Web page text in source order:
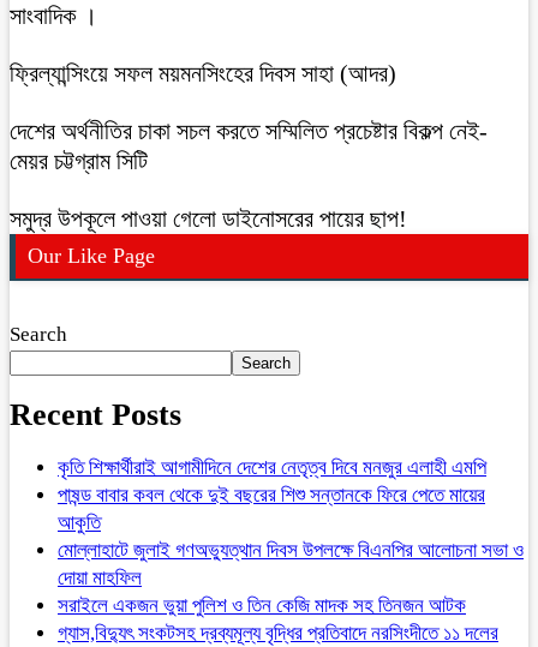
সাংবাদিক ।
ফ্রিল্যান্সিংয়ে সফল ময়মনসিংহের দিবস সাহা (আদর)
দেশের অর্থনীতির চাকা সচল করতে সম্মিলিত প্রচেষ্টার বিকল্প নেই-
মেয়র চট্টগ্রাম সিটি
সমুদ্র উপকূলে পাওয়া গেলো ডাইনোসরের পায়ের ছাপ!
Our Like Page
Search
Search
Recent Posts
কৃতি শিক্ষার্থীরাই আগামীদিনে দেশের নেতৃত্ব দিবে মনজুর এলাহী এমপি
পাষন্ড বাবার কবল থেকে দুই বছরের শিশু সন্তানকে ফিরে পেতে মায়ের
আকুতি
মোল্লাহাটে জুলাই গণঅভ্যুত্থান দিবস উপলক্ষে বিএনপির আলোচনা সভা ও
দোয়া মাহফিল
সরাইলে একজন ভুয়া পুলিশ ও তিন কেজি মাদক সহ তিনজন আটক
গ্যাস,বিদ্যুৎ সংকটসহ দ্রব্যমূল্য বৃদ্ধির প্রতিবাদে নরসিংদীতে ১১ দলের